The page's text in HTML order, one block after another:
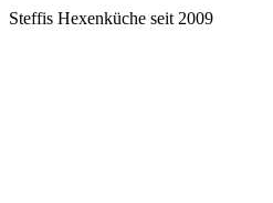
Steffis Hexenküche seit 2009